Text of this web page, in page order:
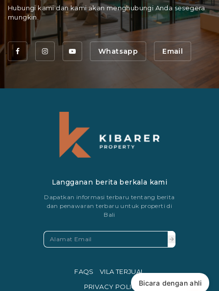
Hubungi kami dan kami akan menghubungi Anda sesegera
mungkin.
Whatsapp Email
Langganan berita berkala kami
Dapatkan informasi terbaru tentang berita
dan penawaran terbaru untuk properti di
Bali
FAQS
VILA TERJUAL
PRIVACY POLICYBicara dengan ahli